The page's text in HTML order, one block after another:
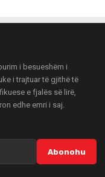
i besueshëm i
i trajtuar të gjithë të
e fjalës së lirë,
edhe emri i saj.
Abonohu